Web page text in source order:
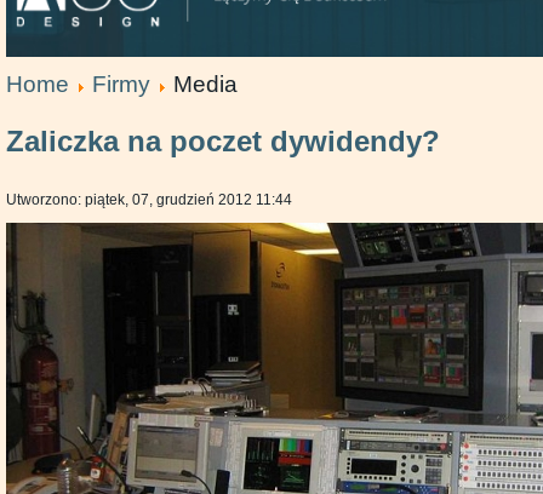
Home Firmy Media
Zaliczka na poczet dywidendy?
Utworzono: piątek, 07, grudzień 2012 11:44